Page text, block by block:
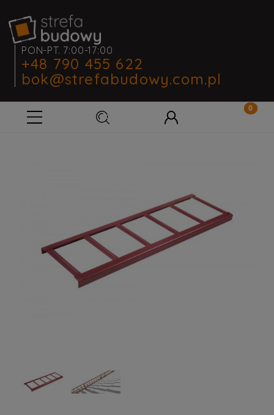
PON-PT. 7:00-17:00
+48 790 455 622
bok@strefabudowy.com.pl